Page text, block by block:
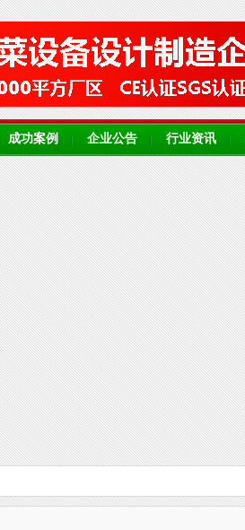
成功案例 企业公告 行业资讯